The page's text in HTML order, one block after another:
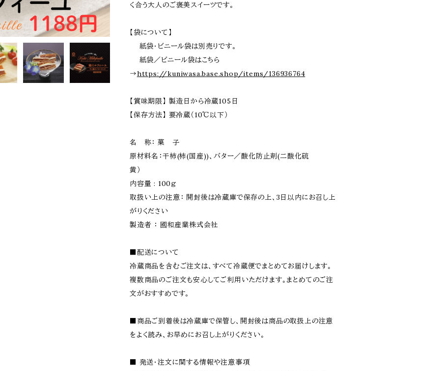
く合う大人のご褒美スイーツです。
【袋について】
紙袋・ビニール袋は別売りです。
紙袋／ビニール袋はこちら
→https://kuniwasa.base.shop/items/136936764
【賞味期限】 製造日から冷蔵105日
【保存方法】 要冷蔵（10℃以下）
名 称： 菓 子
原材料名：干柿(柿(国産))、バター／酸化防止剤(二酸化硫
黄）
内容量 : 100ｇ
取扱い上の注意： 開封後は冷蔵庫で保存の上、3日以内にお召し上
がりください
製造者 ： 國和産業株式会社
■配送について
冷蔵商品を含むご注文は、すべて冷蔵便でまとめてお届けします。
複数商品のご注文も安心してご利用いただけます。まとめてのご注
文がおすすめです。
■商品ご到着後は冷蔵庫で保管し、開封後は商品の取扱上の注意
をよく読み、お早めにお召し上がりください。
■ 発送・注文に関する情報や注意事項